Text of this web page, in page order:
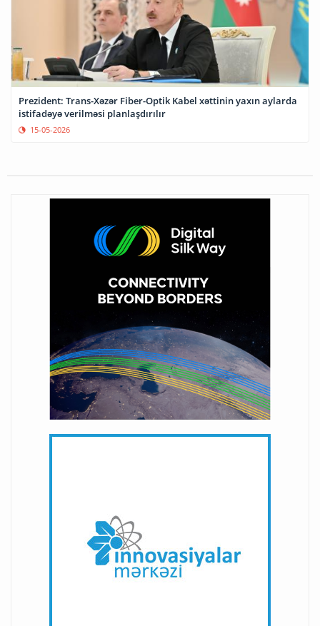
Prezident: Trans-Xəzər Fiber-Optik Kabel xəttinin yaxın aylarda
istifadəyə verilməsi planlaşdırılır
15-05-2026